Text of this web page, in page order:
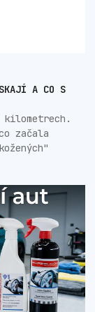
A CO S
kilometrech.
začala